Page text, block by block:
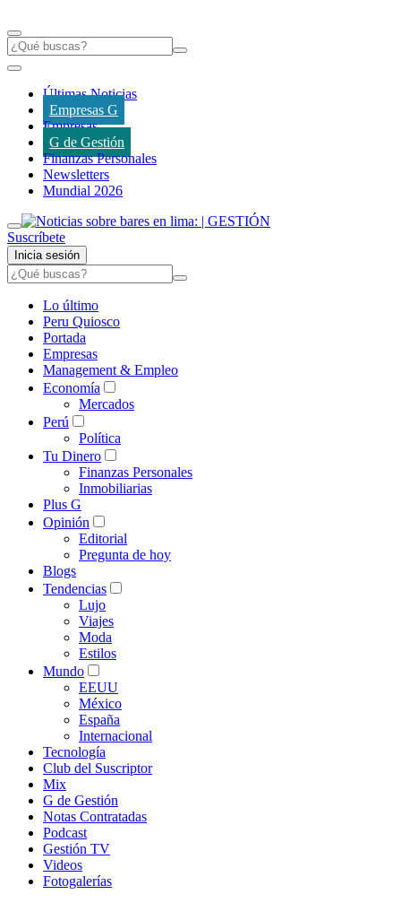
Últimas Noticias
Empresas G
Empresas
G de Gestión
Finanzas Personales
Newsletters
Mundial 2026
Suscríbete
Inicia sesión
Lo último
Peru Quiosco
Portada
Empresas
Management & Empleo
Economía
Mercados
Perú
Política
Tu Dinero
Finanzas Personales
Inmobiliarias
Plus G
Opinión
Editorial
Pregunta de hoy
Blogs
Tendencias
Lujo
Viajes
Moda
Estilos
Mundo
EEUU
México
España
Internacional
Tecnología
Club del Suscriptor
Mix
G de Gestión
Notas Contratadas
Podcast
Gestión TV
Videos
Fotogalerías